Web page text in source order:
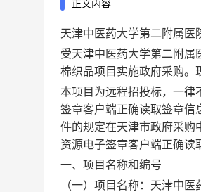
正文内容
天津中医药大学第二附属医
受天津中医药大学第二附属
棉织品项目实施政府采购。
本项目为远程招投标，一律
签章客户端正确读取签章信
件的规定在天津市政府采购
资源电子签章客户端正确读
一、项目名称和编号
（一）项目名称： 天津中医